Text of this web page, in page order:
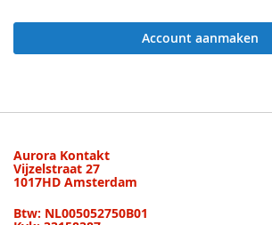
Account aanmaken
Aurora Kontakt
Vijzelstraat 27
1017HD Amsterdam
Btw: NL005052750B01